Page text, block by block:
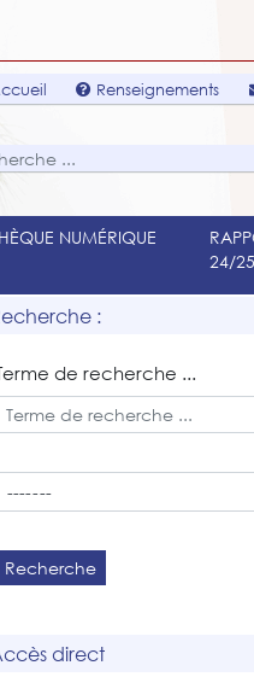
Renseignements
NUMÉRIQUE
24/25
:
de recherche ...
Recherche
direct